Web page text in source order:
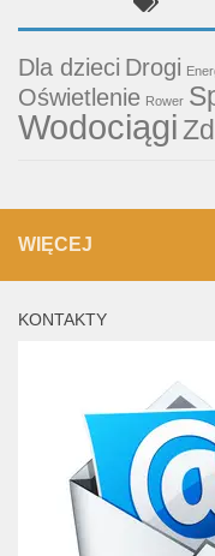
Dla dzieci Drogi
Oświetlenie Rower
Wodociągi
WIĘCEJ
KONTAKTY